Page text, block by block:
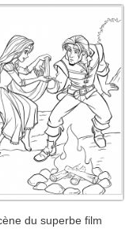
du superbe film